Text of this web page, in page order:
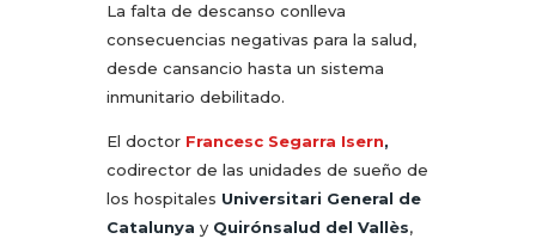
La falta de descanso conlleva
consecuencias negativas para la salud,
desde cansancio hasta un sistema
inmunitario debilitado.
El doctor Francesc Segarra Isern,
codirector de las unidades de sueño de
los hospitales Universitari General de
Catalunya y Quirónsalud del Vallès,